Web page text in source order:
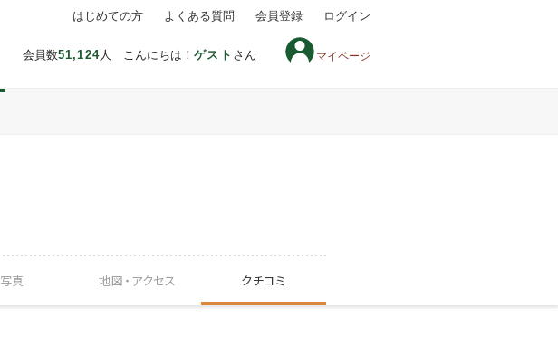
会員数51,124人 こんにちは！ゲスト さん マイページ
はじめての方 よくある質問 会員登録 ログイン
写真 地図・ アクセス クチコミ